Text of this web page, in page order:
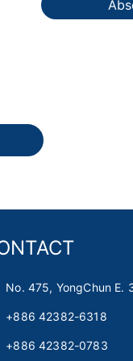
No. 475, YongChun E.
+886 42382-6318
+886 42382-0783